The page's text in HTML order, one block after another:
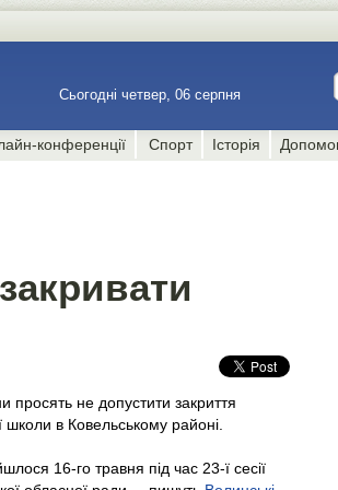
Сьогодні четвер, 06 серпня
конференції Спорт Історія
просять не допустити закриття
школи в Ковельському районі.
16-го травня під час 23-ї сесії